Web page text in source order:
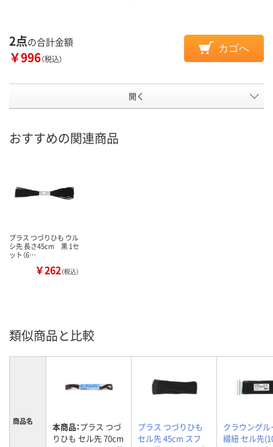
2点の合計金額
￥996（税込）
カゴへ
開く
おすすめの関連商品
プラス つづりひも ウル
シ先 長さ45cm 黒 1セ
ット（6…
￥262（税込）
類似商品と比較
商品名 本商品：プラス つづ
りひも セル先 70cm
プラス つづりひも
セル先 45cm スフ
クラウングル
綴紐 セル先